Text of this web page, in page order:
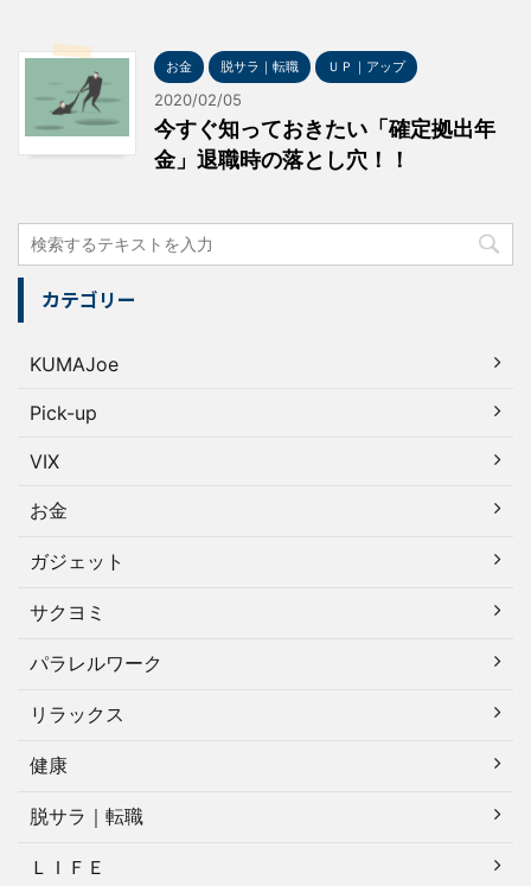
お金 脱サラ｜転職 ＵＰ｜アップ
2020/02/05
今すぐ知っておきたい「確定拠出年
金」退職時の落とし穴！！
カテゴリー
KUMAJoe
Pick-up
VIX
お金
ガジェット
サクヨミ
パラレルワーク
リラックス
健康
脱サラ｜転職
ＬＩＦＥ